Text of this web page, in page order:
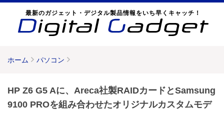
最新のガジェット・デジタル製品情報をいち早くキャッチ！
ホーム パソコン
HP Z6 G5 Aに、Areca社製RAIDカードとSamsung
9100 PROを組み合わせたオリジナルカスタムモデ